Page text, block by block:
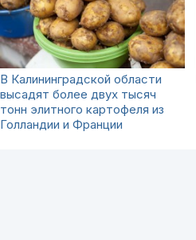
В Калининградской области
высадят более двух тысяч
тонн элитного картофеля из
Голландии и Франции